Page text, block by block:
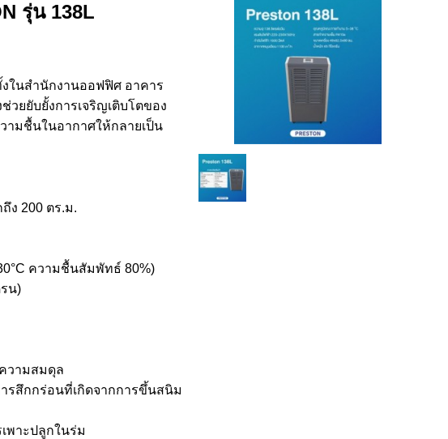
รุ่น 138L
ในสำนักงานออฟฟิศ อาคาร
ยยับยั้งการเจริญเติบโตของ
ามชื้นในอากาศให้กลายเป็น
ง 200 ตร.ม.
ความชื้นสัมพัทธ์ 80%)
น)
วามสมดุล
รสึกกร่อนที่เกิดจากการขึ้นสนิม
พาะปลูกในร่ม